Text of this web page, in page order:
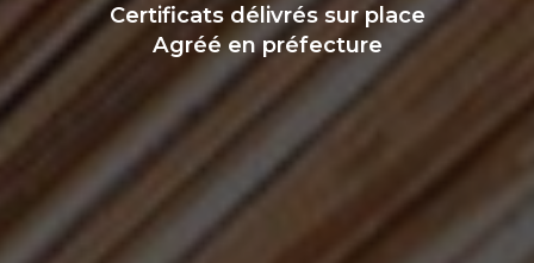
Certificats délivrés sur place
Agréé en préfecture